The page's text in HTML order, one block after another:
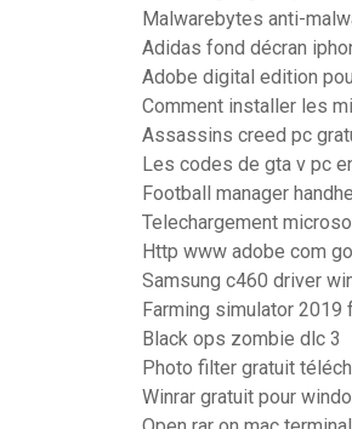
Malwarebytes anti-
Adidas fond décran
Adobe digital edition
Comment installer les
Assassins creed pc
Les codes de gta v pc
Football manager
Telechargement
Http www adobe com
Samsung c460 driver
Farming simulator 2019
Black ops zombie dlc 3
Photo filter gratuit
Winrar gratuit pour